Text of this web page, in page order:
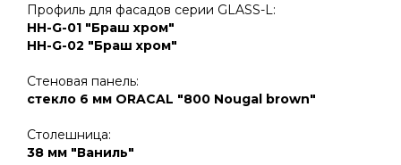
Профиль для фасадов серии GLASS-L:
HН-G-01 "Браш хром"
HН-G-02 "Браш хром"
Стеновая панель:
стекло 6 мм ORACAL "800 Nougal brown"
Столешница:
38 мм "Ваниль"